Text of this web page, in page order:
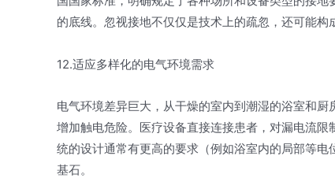
的底线。忽视接地不仅仅是技术上的疏忽，还可能构
12.适应多样化的电气环境需求
电气环境差异巨大，从干燥的室内到潮湿的浴室和
增加触电危险。医疗设备直接连接患者，对漏电流
统的设计通常有更高的要求（例如浴室内的局部等
基石。